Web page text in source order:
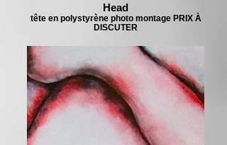
Head
tête en polystyrène photo montage PRIX À
DISCUTER